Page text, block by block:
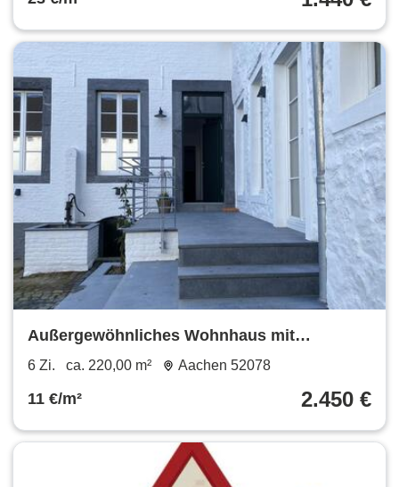
Außergewöhnliches Wohnhaus mit
Geschichte zur Miete
6 Zi. ca. 220,00 m² Aachen 52078
11 €/m² 2.450 €